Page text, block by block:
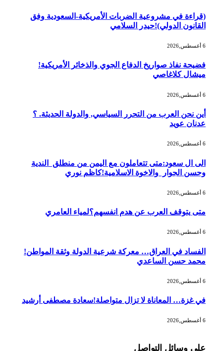
(قراءة في مشروعية الضربات الأمريكية-السعودية وفق
القانون الدولي)!حيدر السلامي
فضيحة نفاذ صواريخ الدفاع الجوي والذخائر الأمريكية!
ميشال كلاغاصي
أين نحن العرب من التحرر السياسي, والدولة الحديثة. ؟
عدنان عويد
الى ال سعود:متى تتعاملون مع اليمن من منطلق الندية
وحسن الجوار والاخوة الاسلامية!كاظم نوري
متى يتوقف العرب عن هدم انفسهم؟لمياء العامري
الفساد في العراق… معركة شرعية الدولة وثقة المواطن!
محمد حسن الساعدي
في غزة… المعاناة لا تزال متواصلة!سعادة مصطفى أرشيد
على وسائل التواصل